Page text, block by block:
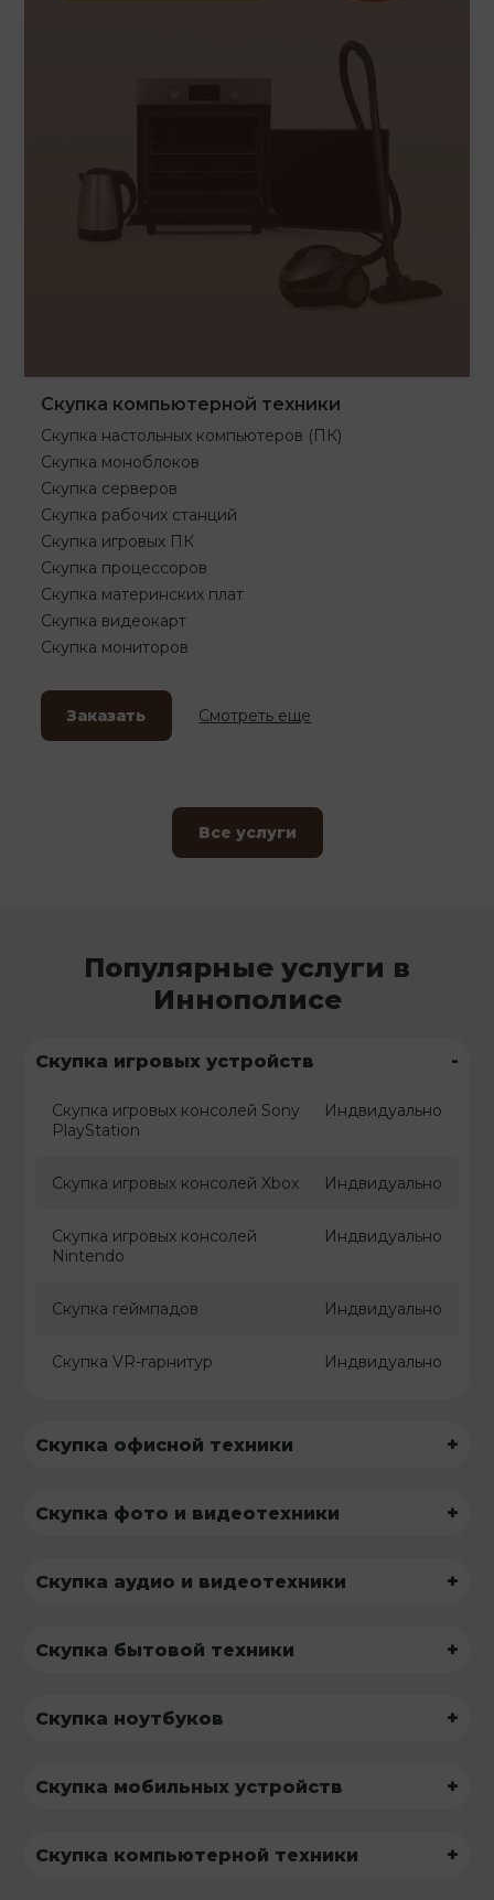
Скупка компьютерной техники
Скупка настольных компьютеров (ПК)
Скупка моноблоков
Скупка серверов
Скупка рабочих станций
Скупка игровых ПК
Скупка процессоров
Скупка материнских плат
Скупка видеокарт
Скупка мониторов
Заказать Смотреть еще
Все услуги
Популярные услуги в
Иннополисе
Скупка игровых устройств -
Скупка игровых консолей Sony
PlayStation
Индвидуально
Скупка игровых консолей Xbox Индвидуально
Скупка игровых консолей
Nintendo
Индвидуально
Скупка геймпадов Индвидуально
Скупка VR-гарнитур Индвидуально
Скупка офисной техники +
Скупка фото и видеотехники +
Скупка аудио и видеотехники +
Скупка бытовой техники +
Скупка ноутбуков +
Скупка мобильных устройств +
Скупка компьютерной техники +